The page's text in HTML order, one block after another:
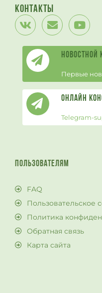
Контакты
Новостной
Первые
Онлайн
Telegram-
ПОЛЬЗОВАТЕЛЯМ
FAQ
Пользовательское
Политика
Обратная связь
Карта сайта